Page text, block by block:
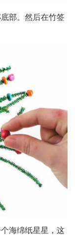
部。然后在竹签
海绵纸星星，这